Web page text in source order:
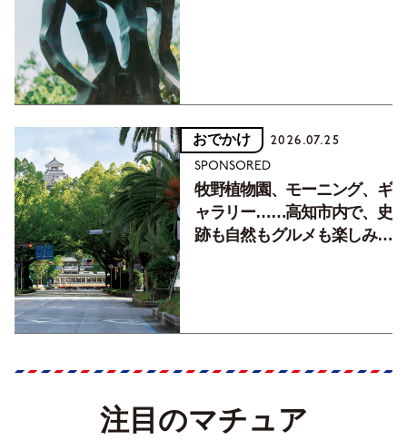
おでかけ 2026.07.25
SPONSORED
牧野植物園、モーニング、ギ
ャラリー……高知市内で、史
跡も自然もグルメも楽しみ尽
注目のマチュア